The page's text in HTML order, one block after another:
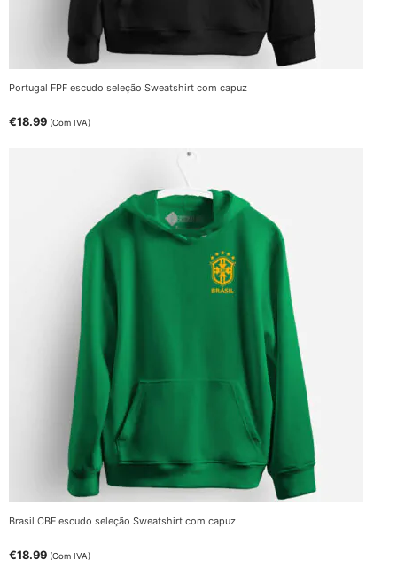
Portugal FPF escudo seleção Sweatshirt com capuz
€18.99 (Com IVA)
Brasil CBF escudo seleção Sweatshirt com capuz
€18.99 (Com IVA)